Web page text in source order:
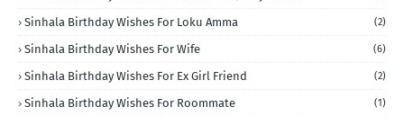
Sinhala Birthday Wishes For Loku Amma (2)
Sinhala Birthday Wishes For Wife (6)
Sinhala Birthday Wishes For Ex Girl Friend (2)
Sinhala Birthday Wishes For Roommate (1)